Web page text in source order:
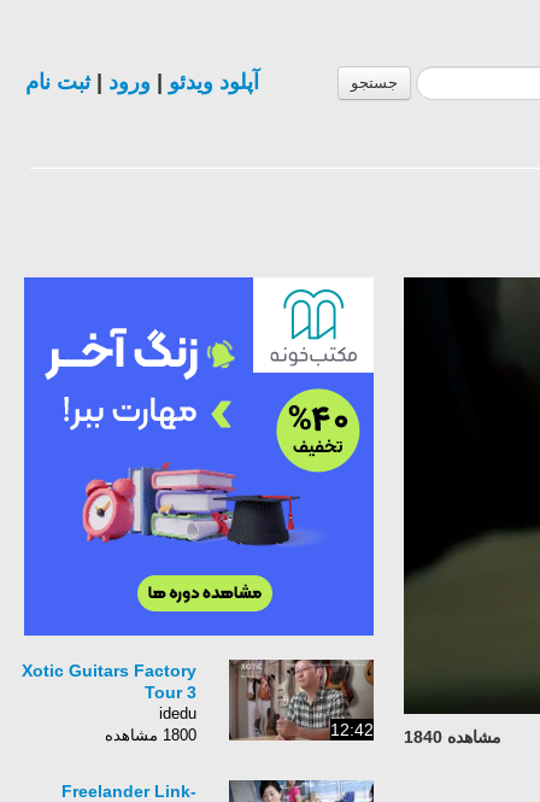
جستجو آپلود ویدئو ورود |ثبت نام
مشاهده 1840 12:42
Xotic Guitars Factory
Tour 3
idedu
1800 مشاهده
Freelander Link-